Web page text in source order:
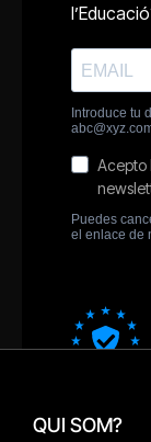
QUI SOM?